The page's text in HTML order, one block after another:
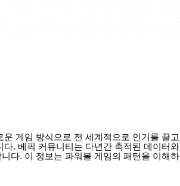
게임 방식으로 전 세계적으로 인기를 끌고
다. 베픽 커뮤니티는 다년간 축적된 데이터
다. 이 정보는 파워볼 게임의 패턴을 이해